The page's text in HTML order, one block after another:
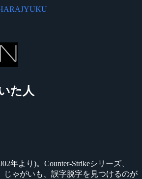
た人
年より)。Counter-Strikeシリーズ、
じゃがいも、誤字脱字を見つけるのが